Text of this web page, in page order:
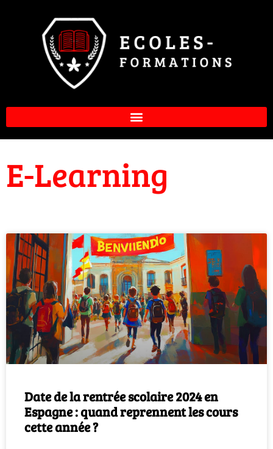
E-Learning
Date de la rentrée scolaire 2024 en
Espagne : quand reprennent les cours
cette année ?